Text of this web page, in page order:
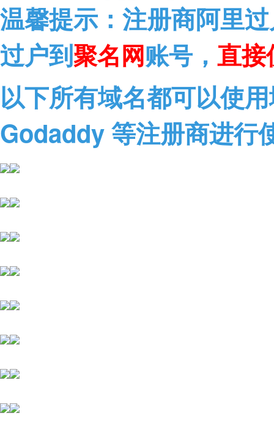
温馨提示： 注册商阿里
过户到聚名网账号 ， 直接
以下所有域名都可以使
Godaddy 等注册商进行